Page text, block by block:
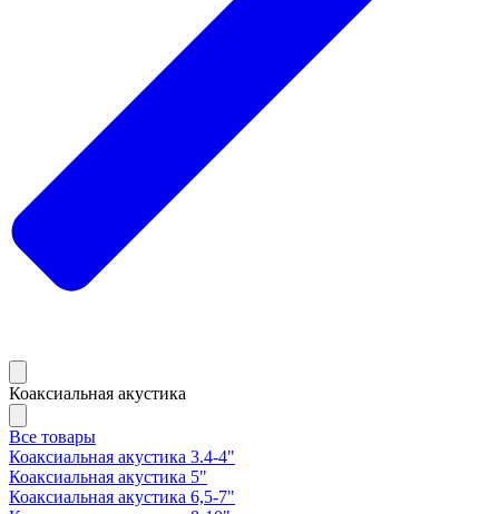
Коаксиальная акустика
Все товары
Коаксиальная акустика 3.4-4"
Коаксиальная акустика 5"
Коаксиальная акустика 6,5-7"